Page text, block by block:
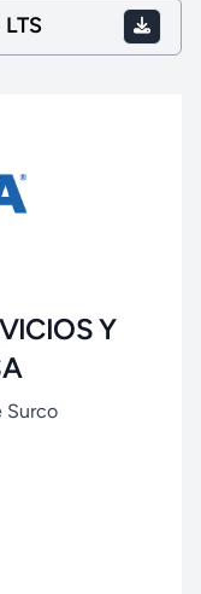
Y
Surco